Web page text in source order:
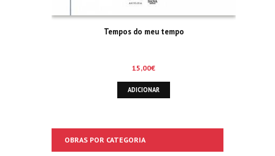
Tempos do meu tempo
15,00€
ADICIONAR
OBRAS POR CATEGORIA